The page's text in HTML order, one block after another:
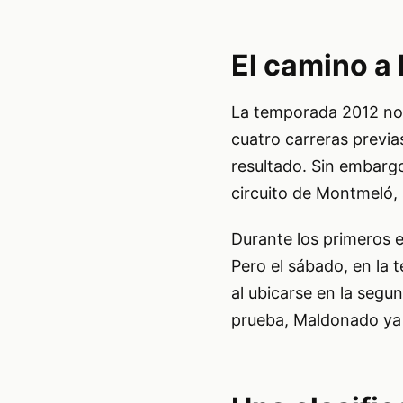
El camino a
La temporada 2012
cuatro carreras
resultado. Sin
circuito de Montmeló,
Durante los primeros
Pero el sábado, en la
al ubicarse en la
prueba, Maldonado